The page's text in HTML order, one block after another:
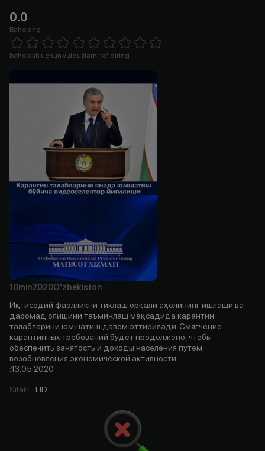
0.0
Baholang
1 Star 2 Stars 3 Stars 4 Stars5 Stars 6 Stars7 Stars8 Stars
baholash uchun yulduzlarni to'ldiring
10min2020O'zbekiston
Иқтисодий фаолликни тиклаш орқали аҳолининг ишлаши ва
даромад олишини таъминлаш мақсадида карантин
талабларини юмшатиш давом эттирилади. Смягчение
карантинных требований будет продолжено, чтобы
обеспечить занятость и доходы населения путем
возобновления экономической активности
:13.05.2020
Sifati: HD